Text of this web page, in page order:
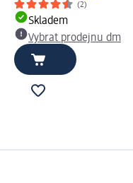
(2)
Skladem
Vybrat prodejnu dm